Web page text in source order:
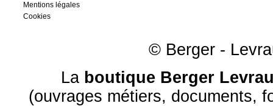
Mentions légales
Cookies
© Berger -
La boutique Berger
(ouvrages métiers, documents,